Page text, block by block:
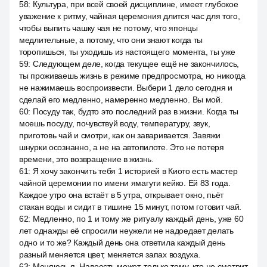
58: Культура, при всей своей дисциплине, имеет глубокое
уважение к ритму, чайная церемония длится час для того,
чтобы выпить чашку чая не потому, что японцы
медлительные, а потому, что они знают когда ты
торопишься, ты уходишь из настоящего момента, ты уже
59: Следующем деле, когда текущее ещё не закончилось,
ты проживаешь жизнь в режиме предпросмотра, но никогда
не нажимаешь воспроизвести. Выбери 1 дело сегодня и
сделай его медленно, намеренно медленно. Вы мой.
60: Посуду так, будто это последний раз в жизни. Когда ты
моешь посуду, почувствуй воду, температуру, звук,
приготовь чай и смотри, как он заваривается. Завяжи
шнурки осознанно, а не на автопилоте. Это не потеря
времени, это возвращение в жизнь.
61: Я хочу закончить тебя 1 историей в Киото есть мастер
чайной церемонии по имени ямагути кейко. Ей 83 года.
Каждое утро она встаёт в 5 утра, открывает окно, пьёт
стакан воды и сидит в тишине 15 минут, потом готовит чай.
62: Медленно, по 1 и тому же ритуалу каждый день, уже 60
лет однажды её спросили неужели не надоедает делать
одно и то же? Каждый день она ответила каждый день
разный меняется цвет, меняется запах воздуха.